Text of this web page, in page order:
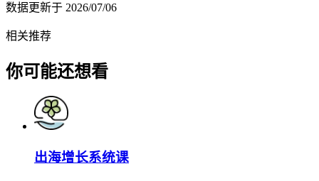
数据更新于 2026/07/06
相关推荐
你可能还想看
出海增长系统课